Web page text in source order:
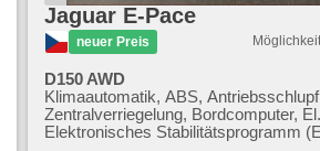
Jaguar E-Pace
neuer Preis
D150 AWD
Klimaautomatik, ABS,
Zentralverriegelung, Bordcomputer,
Elektronisches Stabilitätsprogramm